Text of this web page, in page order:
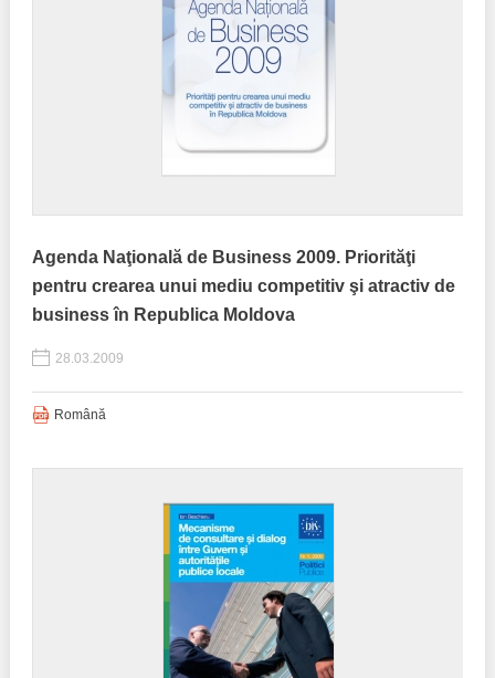
Agenda Naţională de Business 2009. Priorităţi
pentru crearea unui mediu competitiv şi atractiv de
business în Republica Moldova
28.03.2009
Română